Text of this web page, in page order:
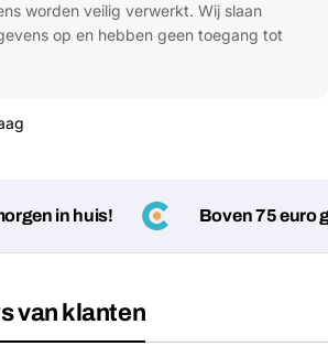
worden veilig verwerkt. Wij slaan
op en hebben geen toegang tot
met * zijn verplicht
in huis! Boven 75 euro
van klanten